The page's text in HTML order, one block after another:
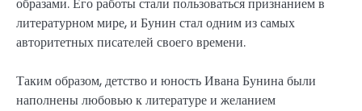
образами. Его работы стали пользоваться признанием в
литературном мире, и Бунин стал одним из самых
авторитетных писателей своего времени.
Таким образом, детство и юность Ивана Бунина были
наполнены любовью к литературе и желанием